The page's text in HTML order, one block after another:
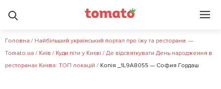
Головна / Найбільший український портал про їжу та ресторани. —
Tomato.ua / Київ / Куди піти у Києві / Де відсвяткувати День народження в
ресторанах Києва: ТОП локацій / Копія _1L9A8055 — София Гордаш